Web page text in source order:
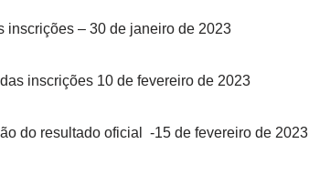
inscrições – 30 de janeiro de 2023
inscrições 10 de fevereiro de 2023
do resultado oficial -15 de fevereiro de 2023